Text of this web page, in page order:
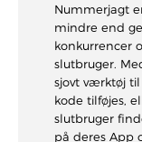
Nummerjagt
mindre end
konkurrencer
slutbruger.
sjovt værktøj
kode tilføjes,
slutbruger
på deres App